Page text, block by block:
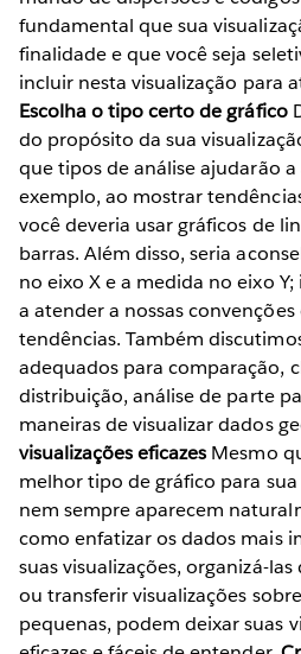
fundamental que sua
finalidade e que você seja
incluir nesta visualização para
Escolha o tipo certo de gráfico
do propósito da sua
que tipos de análise ajudarão
exemplo, ao mostrar
você deveria usar gráficos de
barras. Além disso, seria
no eixo X e a medida no eixo
a atender a nossas
tendências. Também
adequados para comparação,
distribuição, análise de parte
maneiras de visualizar dados
visualizações eficazes Mesmo
melhor tipo de gráfico para sua
nem sempre aparecem
como enfatizar os dados mais
suas visualizações, organizá-
ou transferir visualizações
pequenas, podem deixar suas